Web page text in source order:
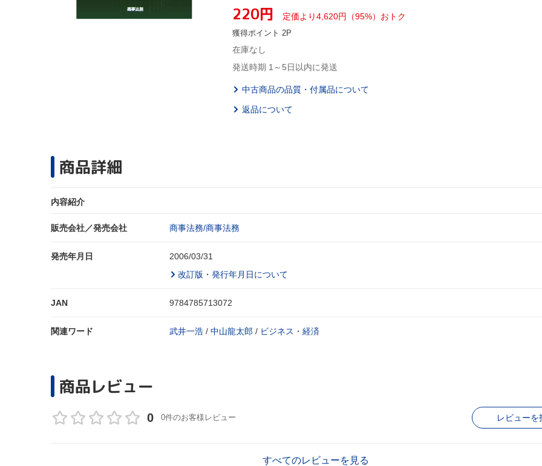
220円 定価より4,620円（95%）おトク
獲得ポイント 2P
在庫なし
発送時期 1～5日以内に発送
中古商品の品質・付属品について
返品について
商品詳細
内容紹介
販売会社／発売会社 商事法務/商事法務
発売年月日
2006/03/31
改訂版・発行年月日について
JAN 9784785713072
関連ワード 武井一浩 / 中山龍太郎 / ビジネス・経済
商品レビュー
0 0件のお客様レビュー レビューを
すべてのレビューを見る